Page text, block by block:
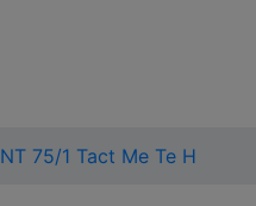
NT 75/1 Tact Me Te H